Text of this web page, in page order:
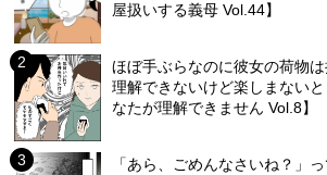
屋扱いする義母 Vol.44】
ほぼ手ぶらなのに彼女の荷物
理解できないけど楽しまない
なたが理解できません Vol.8】
「あら、ごめんなさいね？」